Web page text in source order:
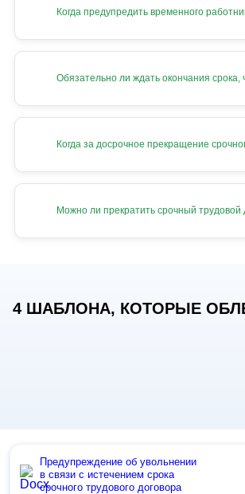
Когда предупредить временного
Обязательно ли ждать окончания срока,
Когда за досрочное прекращение
Можно ли прекратить срочный трудовой
4 ШАБЛОНА, КОТОРЫЕ
Предупреждение об увольнении
в связи с истечением срока
срочного трудового договора